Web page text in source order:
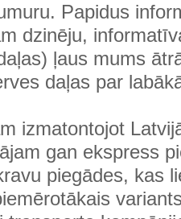
Papidus
dzinēju,
ļaus mums
daļas par
izmatontojot
gan ekspress
piegādes, kas